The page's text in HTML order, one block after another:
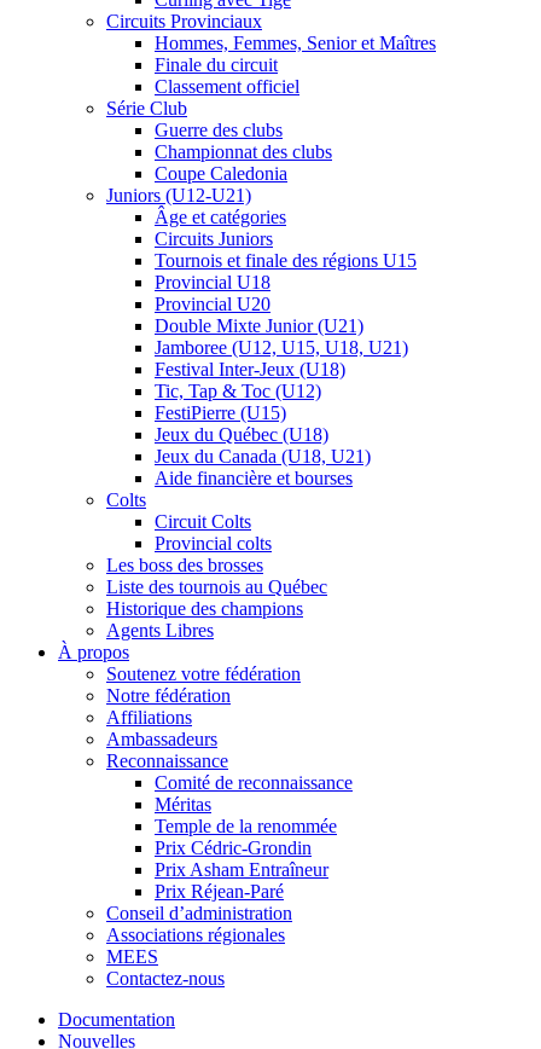
Circuits Provinciaux
Hommes, Femmes, Senior et Maîtres
Finale du circuit
Classement officiel
Série Club
Guerre des clubs
Championnat des clubs
Coupe Caledonia
Juniors (U12-U21)
Âge et catégories
Circuits Juniors
Tournois et finale des régions U15
Provincial U18
Provincial U20
Double Mixte Junior (U21)
Jamboree (U12, U15, U18, U21)
Festival Inter-Jeux (U18)
Tic, Tap & Toc (U12)
FestiPierre (U15)
Jeux du Québec (U18)
Jeux du Canada (U18, U21)
Aide financière et bourses
Colts
Circuit Colts
Provincial colts
Les boss des brosses
Liste des tournois au Québec
Historique des champions
Agents Libres
À propos
Soutenez votre fédération
Notre fédération
Affiliations
Ambassadeurs
Reconnaissance
Comité de reconnaissance
Méritas
Temple de la renommée
Prix Cédric-Grondin
Prix Asham Entraîneur
Prix Réjean-Paré
Conseil d’administration
Associations régionales
MEES
Contactez-nous
Documentation
Nouvelles